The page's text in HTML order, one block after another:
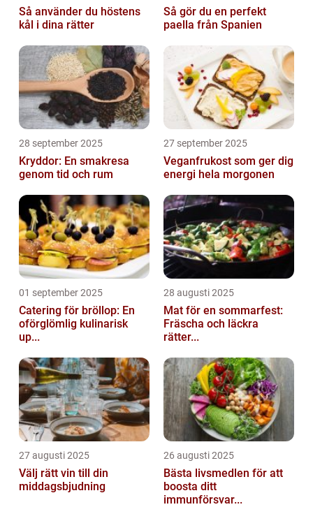
Så använder du höstens
kål i dina rätter
Så gör du en perfekt
paella från Spanien
28 september 2025
Kryddor: En smakresa
genom tid och rum
27 september 2025
Veganfrukost som ger dig
energi hela morgonen
01 september 2025
Catering för bröllop: En
oförglömlig kulinarisk
up...
28 augusti 2025
Mat för en sommarfest:
Fräscha och läckra
rätter...
27 augusti 2025
Välj rätt vin till din
middagsbjudning
26 augusti 2025
Bästa livsmedlen för att
boosta ditt
immunförsvar...